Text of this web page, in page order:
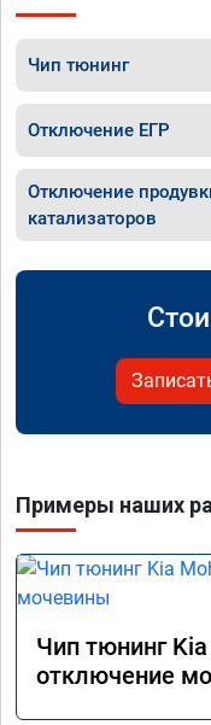
Чип тюнинг
Отключение ЕГР
Отключение
катализаторов
Примеры наших
Чип тюнинг
отключение